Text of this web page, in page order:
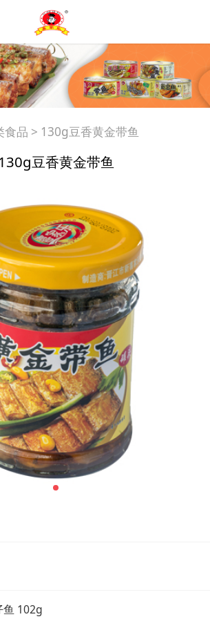
黄金带鱼
食品 > 130g豆香黄金带鱼
130g豆香黄金带鱼
鱼 102g